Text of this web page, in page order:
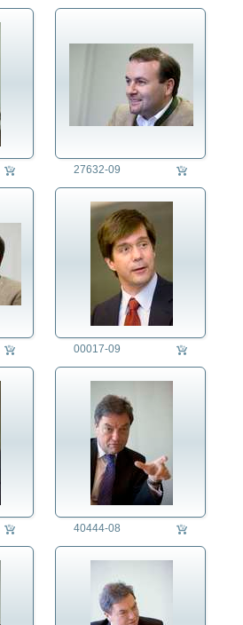
27632-09
00017-09
40444-08